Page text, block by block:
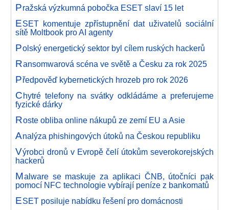
Pražská výzkumná pobočka ESET slaví 15 let
ESET komentuje zpřístupnění dat uživatelů sociální
sítě Moltbook pro AI agenty
Polský energetický sektor byl cílem ruských hackerů
Ransomwarová scéna ve světě a Česku za rok 2025
Předpověď kybernetických hrozeb pro rok 2026
C hytré telefony na svátky odkládáme a preferujeme
fyzické dárky
Roste obliba online nákupů ze zemí EU a Asie
Analýza phishingových útoků na Českou republiku
Výrobci dronů v Evropě čelí útokům severokorejských
hackerů
Malware se maskuje za aplikaci ČNB, útočníci pak
pomocí NFC technologie vybírají peníze z bankomatů
ESET posiluje nabídku řešení pro domácnosti